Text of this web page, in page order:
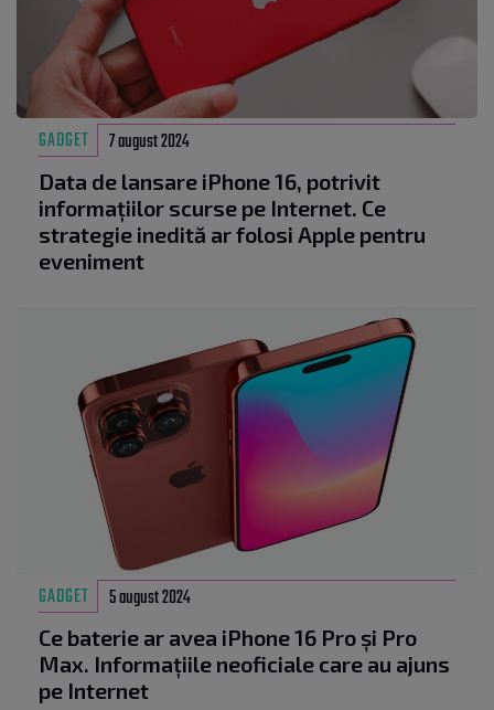
GADGET 7 august 2024
Data de lansare iPhone 16, potrivit
informațiilor scurse pe Internet. Ce
strategie inedită ar folosi Apple pentru
eveniment
GADGET 5 august 2024
Ce baterie ar avea iPhone 16 Pro și Pro
Max. Informațiile neoficiale care au ajuns
pe Internet